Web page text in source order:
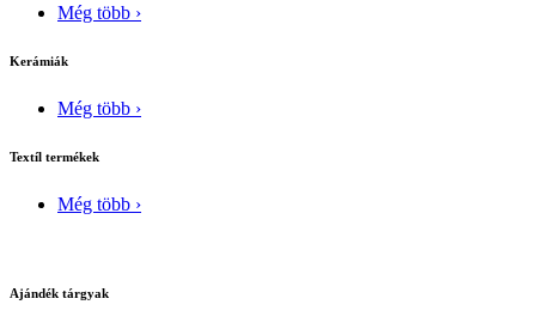
Még több ›
Kerámiák
Még több ›
Textíl termékek
Még több ›
Ajándék tárgyak